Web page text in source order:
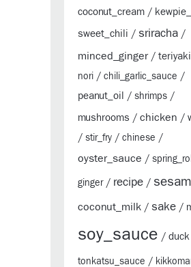
coconut_cream /
sweet_chili / sriracha /
minced_ginger/ teriyaki
nori / chili_garlic_sauce /
peanut_oil / shrimps /
mushrooms / chicken /
/ stir_fry / chinese /
oyster_sauce /
ginger/ recipe /
coconut_milk / sake /
soy_sauce / duck
tonkatsu_sauce /